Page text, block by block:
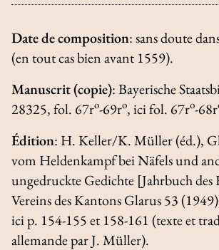
Date de composition: sans doute
(en tout cas bien avant 1559).
Manuscrit (copie): Bayerische
28325, fol. 67ro-69ro, ici fol. 67ro-68r
Édition: H. Keller/K. Müller (éd.),
vom Heldenkampf bei Näfels und
ungedruckte Gedichte [Jahrbuch
Vereins des Kantons Glarus53
ici p. 154-155 et 158-161 (texte et
allemande par J. Müller).